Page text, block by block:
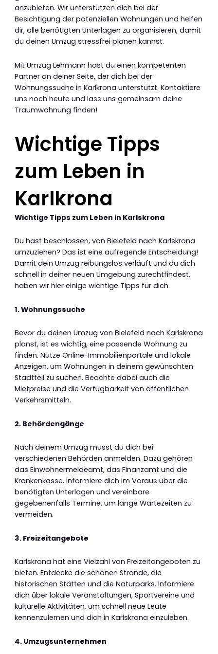
anzubieten. Wir unterstützen dich bei der
Besichtigung der potenziellen Wohnungen und helfen
dir, alle benötigten Unterlagen zu organisieren, damit
du deinen Umzug stressfrei planen kannst.
Mit Umzug Lehmann hast du einen kompetenten
Partner an deiner Seite, der dich bei der
Wohnungssuche in Karlkrona unterstützt. Kontaktiere
uns noch heute und lass uns gemeinsam deine
Traumwohnung finden!
Wichtige Tipps
zum Leben in
Karlkrona
Wichtige Tipps zum Leben in Karlskrona
Du hast beschlossen, von Bielefeld nach Karlskrona
umzuziehen? Das ist eine aufregende Entscheidung!
Damit dein Umzug reibungslos verläuft und du dich
schnell in deiner neuen Umgebung zurechtfindest,
haben wir hier einige wichtige Tipps für dich.
1. Wohnungssuche
Bevor du deinen Umzug von Bielefeld nach Karlskrona
planst, ist es wichtig, eine passende Wohnung zu
finden. Nutze Online-Immobilienportale und lokale
Anzeigen, um Wohnungen in deinem gewünschten
Stadtteil zu suchen. Beachte dabei auch die
Mietpreise und die Verfügbarkeit von öffentlichen
Verkehrsmitteln.
2. Behördengänge
Nach deinem Umzug musst du dich bei
verschiedenen Behörden anmelden. Dazu gehören
das Einwohnermeldeamt, das Finanzamt und die
Krankenkasse. Informiere dich im Voraus über die
benötigten Unterlagen und vereinbare
gegebenenfalls Termine, um lange Wartezeiten zu
vermeiden.
3. Freizeitangebote
Karlskrona hat eine Vielzahl von Freizeitangeboten zu
bieten. Entdecke die schönen Strände, die
historischen Stätten und die Naturparks. Informiere
dich über lokale Veranstaltungen, Sportvereine und
kulturelle Aktivitäten, um schnell neue Leute
kennenzulernen und dich in Karlskrona einzuleben.
4. Umzugsunternehmen